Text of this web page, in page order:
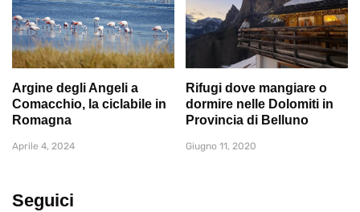
Argine degli Angeli a
Comacchio, la ciclabile in
Romagna
Aprile 4, 2024
Rifugi dove mangiare o
dormire nelle Dolomiti in
Provincia di Belluno
Giugno 11, 2020
Seguici